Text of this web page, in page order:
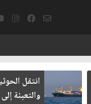
انتقل
والتعبئة